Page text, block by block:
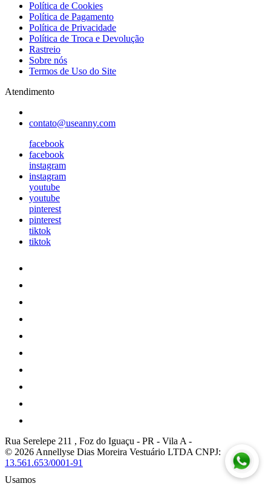
Política de Cookies
Política de Pagamento
Política de Privacidade
Política de Troca e Devolução
Rastreio
Sobre nós
Termos de Uso do Site
Atendimento
contato@useanny.com
facebook
facebook
instagram
instagram
youtube
youtube
pinterest
pinterest
tiktok
tiktok
Rua Serelepe 211 , Foz do Iguaçu - PR - Vila A -
© 2026 Annellyse Dias Moreira Vestuário LTDA CNPJ:
13.561.653/0001-91
Usamos